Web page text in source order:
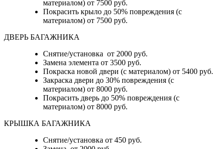
материалом) от 7500 руб.
Покрасить крыло до 50% повреждения (с
материалом) от 7500 руб.
ДВЕРЬ БАГАЖНИКА
Снятие/установка от 2000 руб.
Замена элемента от 3500 руб.
Покраска новой двери (с материалом) от 5400 руб.
Закраска двери до 30% повреждения (с
материалом) от 8000 руб.
Покрасить дверь до 50% повреждения (с
материалом) от 8000 руб.
КРЫШКА БАГАЖНИКА
Снятие/установка от 450 руб.